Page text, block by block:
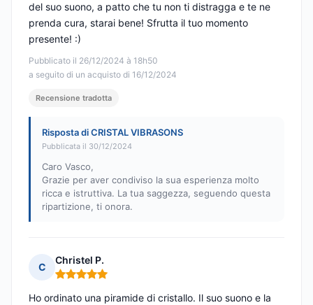
Pubblicato il 26/12/2024 à 18h50
a seguito di un acquisto di 16/12/2024
del suo suono, a patto che tu non ti distragga e te ne
prenda cura, starai bene! Sfrutta il tuo momento
presente! :)
Recensione tradotta
Risposta di CRISTAL VIBRASONS
Pubblicata il 30/12/2024
Caro Vasco,
Grazie per aver condiviso la sua esperienza molto
ricca e istruttiva. La tua saggezza, seguendo questa
ripartizione, ti onora.
C
Christel P.
Nota: 5 su 5
Ho ordinato una piramide di cristallo. Il suo suono e la